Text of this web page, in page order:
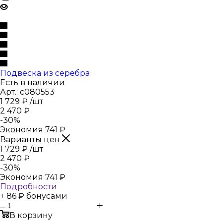
Подвеска из серебра
Есть в наличии
Арт.: с080553
1 729 ₽ /шт
2 470 ₽
-30%
Экономия 741 ₽
Варианты цен
1 729 ₽ /шт
2 470 ₽
-30%
Экономия 741 ₽
Подробности
+ 86 ₽ бонусами
В корзину